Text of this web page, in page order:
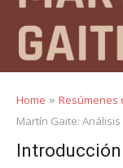
Home » Resúmenes
Martín Gaite: